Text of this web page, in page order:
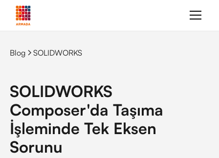
Blog SOLIDWORKS
SOLIDWORKS
Composer'da Taşıma
İşleminde Tek Eksen
Sorunu